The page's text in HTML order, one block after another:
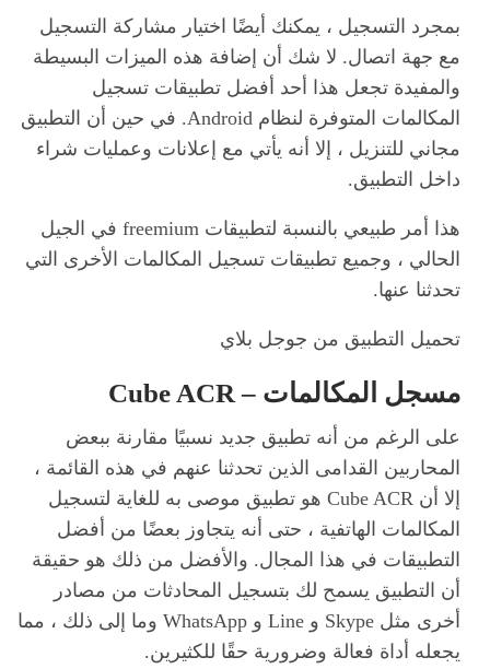
بمجرد التسجيل ، يمكنك أيضًا اختيار مشاركة التسجيل
مع جهة اتصال. لا شك أن إضافة هذه الميزات البسيطة
والمفيدة تجعل هذا أحد أفضل تطبيقات تسجيل
المكالمات المتوفرة لنظام Android. في حين أن التطبيق
مجاني للتنزيل ، إلا أنه يأتي مع إعلانات وعمليات شراء
داخل التطبيق.
هذا أمر طبيعي بالنسبة لتطبيقات freemium في الجيل
الحالي ، وجميع تطبيقات تسجيل المكالمات الأخرى التي
تحدثنا عنها.
تحميل التطبيق من جوجل بلاي
مسجل المكالمات – Cube ACR
على الرغم من أنه تطبيق جديد نسبيًا مقارنة ببعض
المحاربين القدامى الذين تحدثنا عنهم في هذه القائمة ،
إلا أن Cube ACR هو تطبيق موصى به للغاية لتسجيل
المكالمات الهاتفية ، حتى أنه يتجاوز بعضًا من أفضل
التطبيقات في هذا المجال. والأفضل من ذلك هو حقيقة
أن التطبيق يسمح لك بتسجيل المحادثات من مصادر
أخرى مثل Skype و Line و WhatsApp وما إلى ذلك ، مما
يجعله أداة فعالة وضرورية حقًا للكثيرين.